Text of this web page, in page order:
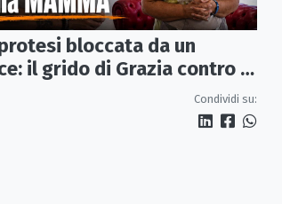
bloccata da un
il grido di Grazia contro la
Condividi su: